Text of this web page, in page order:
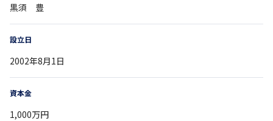
黒須 豊
設立日
2002年8月1日
資本金
1,000万円